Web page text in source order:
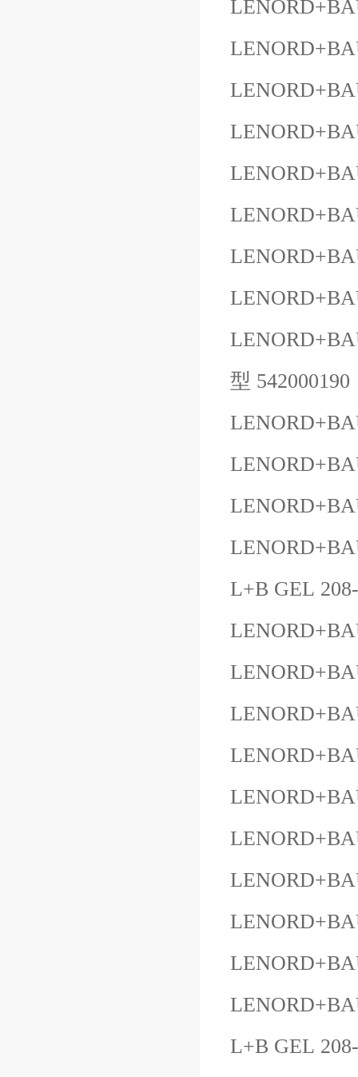
型 542000190
L+B GEL
L+B GEL